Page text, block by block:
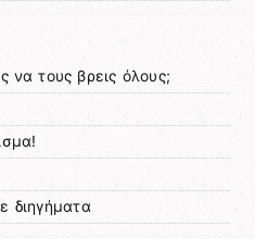
να τους βρεις όλους;
διηγήματα